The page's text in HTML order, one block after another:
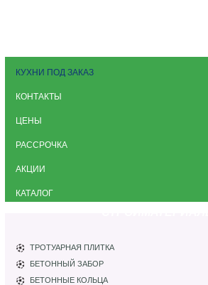
КУХНИ ПОД ЗАКАЗ
КОНТАКТЫ
ЦЕНЫ
РАССРОЧКА
АКЦИИ
КАТАЛОГ
ТРОТУАРНАЯ ПЛИТКА
БЕТОННЫЙ ЗАБОР
БЕТОННЫЕ КОЛЬЦА